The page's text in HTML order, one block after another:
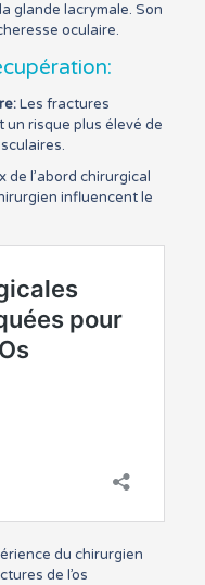
glande lacrymale. Son
oculaire.
Les fractures
un risque plus élevé de
de l’abord chirurgical
influencent le
du chirurgien
de l’os